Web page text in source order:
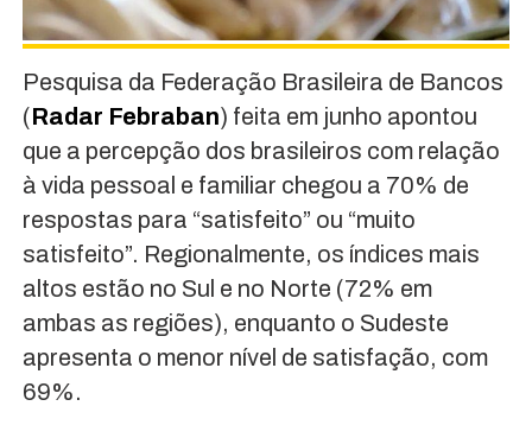
Pesquisa da Federação Brasileira de Bancos
(Radar Febraban) feita em junho apontou
que a percepção dos brasileiros com relação
à vida pessoal e familiar chegou a 70% de
respostas para “satisfeito” ou “muito
satisfeito”. Regionalmente, os índices mais
altos estão no Sul e no Norte (72% em
ambas as regiões), enquanto o Sudeste
apresenta o menor nível de satisfação, com
69%.